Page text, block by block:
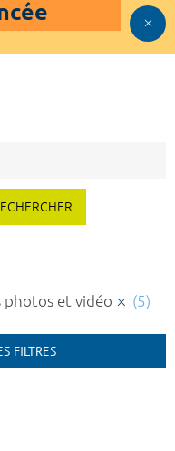
photos et vidéo (5)
FILTRES